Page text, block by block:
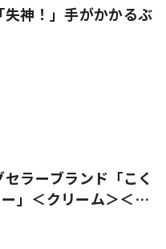
神！」手がかかるぶ
ラーブランド「こく
」＜クリーム＞＜ビ